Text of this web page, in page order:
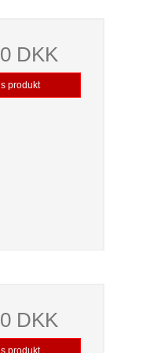
DKK
produkt
DKK
produkt